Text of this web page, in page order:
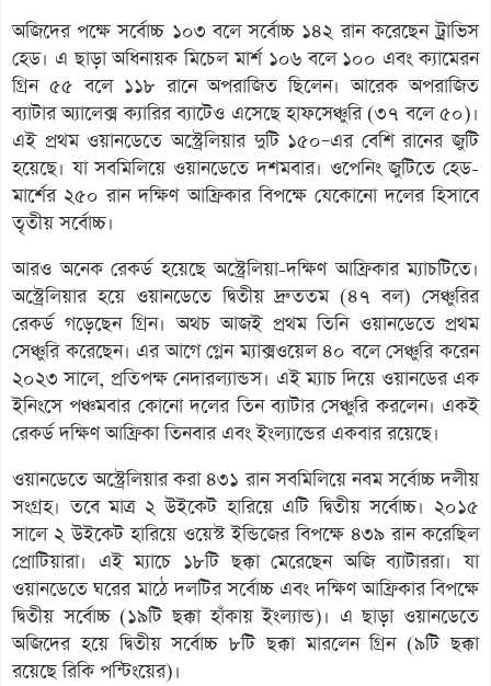
অজিদের পক্ষে সর্বোচ্চ ১০৩ বলে সর্বোচ্চ ১৪২ রান করেছেন ট্রাভিস
হেড। এ ছাড়া অধিনায়ক মিচেল মার্শ ১০৬ বলে ১০০ এবং ক্যামেরন
গ্রিন ৫৫ বলে ১১৮ রানে অপরাজিত ছিলেন। আরেক অপরাজিত
ব্যাটার অ্যালেক্স ক্যারির ব্যাটেও এসেছে হাফসেঞ্চুরি (৩৭ বলে ৫০)।
এই প্রথম ওয়ানডেতে অস্ট্রেলিয়ার দুটি ১৫০–এর বেশি রানের জুটি
হয়েছে। যা সবমিলিয়ে ওয়ানডেতে দশমবার। ওপেনিং জুটিতে হেড-
মার্শের ২৫০ রান দক্ষিণ আফ্রিকার বিপক্ষে যেকোনো দলের হিসাবে
তৃতীয় সর্বোচ্চ।
আরও অনেক রেকর্ড হয়েছে অস্ট্রেলিয়া-দক্ষিণ আফ্রিকার ম্যাচটিতে।
অস্ট্রেলিয়ার হয়ে ওয়ানডেতে দ্বিতীয় দ্রুততম (৪৭ বল) সেঞ্চুরির
রেকর্ড গড়েছেন গ্রিন। অথচ আজই প্রথম তিনি ওয়ানডেতে প্রথম
সেঞ্চুরি করেছেন। এর আগে গ্লেন ম্যাক্সওয়েল ৪০ বলে সেঞ্চুরি করেন
২০২৩ সালে, প্রতিপক্ষ নেদারল্যান্ডস। এই ম্যাচ দিয়ে ওয়ানডের এক
ইনিংসে পঞ্চমবার কোনো দলের তিন ব্যাটার সেঞ্চুরি করলেন। একই
রেকর্ড দক্ষিণ আফ্রিকা তিনবার এবং ইংল্যান্ডের একবার রয়েছে।
ওয়ানডেতে অস্ট্রেলিয়ার করা ৪৩১ রান সবমিলিয়ে নবম সর্বোচ্চ দলীয়
সংগ্রহ। তবে মাত্র ২ উইকেট হারিয়ে এটি দ্বিতীয় সর্বোচ্চ। ২০১৫
সালে ২ উইকেট হারিয়ে ওয়েস্ট ইন্ডিজের বিপক্ষে ৪৩৯ রান করেছিল
প্রোটিয়ারা। এই ম্যাচে ১৮টি ছক্কা মেরেছেন অজি ব্যাটাররা। যা
ওয়ানডেতে ঘরের মাঠে দলটির সর্বোচ্চ এবং দক্ষিণ আফ্রিকার বিপক্ষে
দ্বিতীয় সর্বোচ্চ (১৯টি ছক্কা হাঁকায় ইংল্যান্ড)। এ ছাড়া ওয়ানডেতে
অজিদের হয়ে দ্বিতীয় সর্বোচ্চ ৮টি ছক্কা মারলেন গ্রিন (৯টি ছক্কা
রয়েছে রিকি পন্টিংয়ের)।